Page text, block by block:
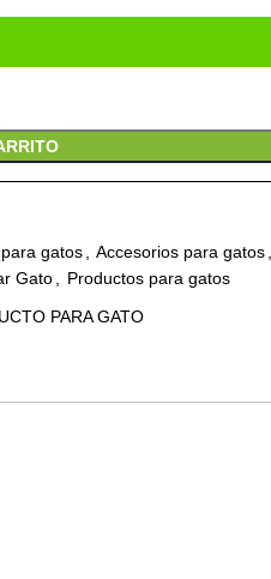
gatos Accesorios para gatos
Gato
Productos para gatos
PARA GATO